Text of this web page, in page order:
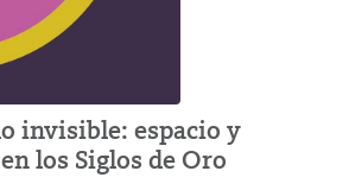
invisible: espacio y
los Siglos de Oro